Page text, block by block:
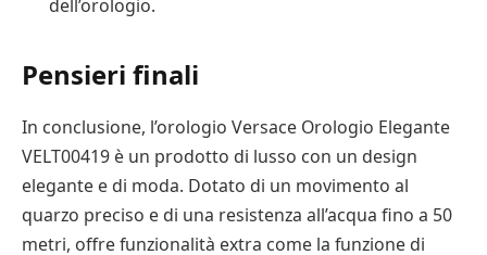
dell’orologio.
Pensieri finali
In conclusione, l’orologio Versace Orologio Elegante
VELT00419 è un prodotto di lusso con un design
elegante e di moda. Dotato di un movimento al
quarzo preciso e di una resistenza all’acqua fino a 50
metri, offre funzionalità extra come la funzione di